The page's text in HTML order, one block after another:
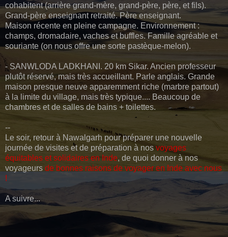
cohabitent (arrière grand-mère, grand-père, père, et fils).
Grand-père enseignant retraité. Père enseignant.
Maison récente en pleine campagne. Environnement :
champs, dromadaire, vaches et buffles. Famille agréable et
souriante (on nous offre une sorte pastèque-melon).
- SANWLODA LADKHANI. 20 km Sikar. Ancien professeur
plutôt réservé, mais très accueillant. Parle anglais. Grande
maison presque neuve apparemment riche (marbre partout)
à la limite du village, mais très typique.... Beaucoup de
chambres et de salles de bains + toilettes.
--
Le soir, retour à Nawalgarh pour préparer une nouvelle
journée de visites et de préparation à nos voyages
équitables et solidaires en Inde, de quoi donner à nos
voyageurs de bonnes raisons de voyager en Inde avec nous
!
A suivre...